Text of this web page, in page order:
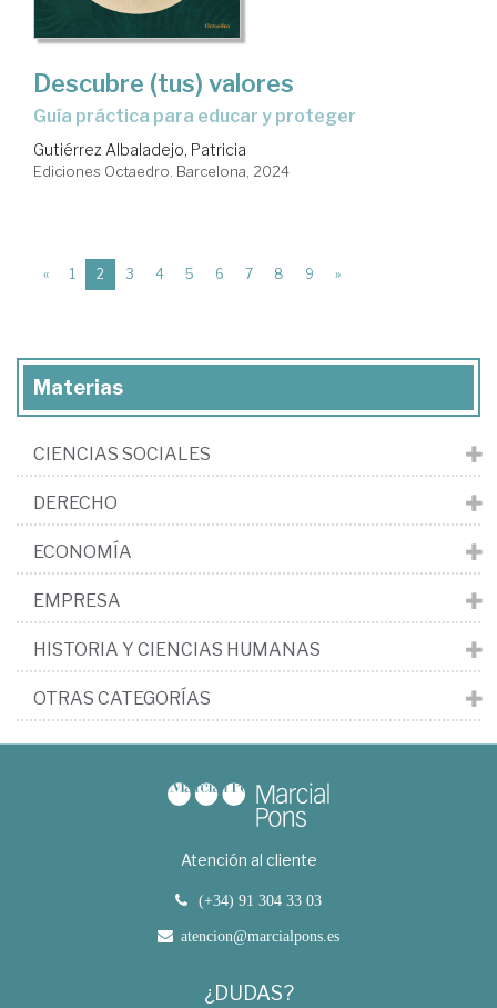
Descubre (tus) valores
guía práctica para educar y proteger
Gutiérrez Albaladejo, Patricia
Ediciones Octaedro. Barcelona, 2024
« 1 2 (current)
3 4 5 6 7 8 9 »
Materias
CIENCIAS SOCIALES
DERECHO
ECONOMÍA
EMPRESA
HISTORIA Y CIENCIAS HUMANAS
OTRAS CATEGORÍAS
Atención al cliente
(+34) 91 304 33 03
atencion@marcialpons.es
¿DUDAS?